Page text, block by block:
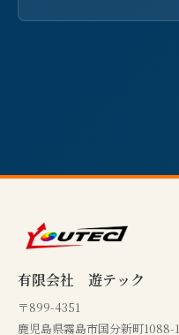
有限会社 遊テック
〒899-4351
鹿児島県霧島市国分新町1088-1